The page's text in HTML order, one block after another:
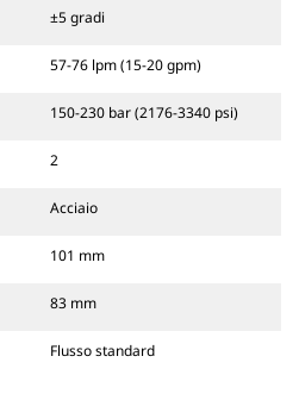
±5 gradi
57-76 lpm (15-20 gpm)
150-230 bar (2176-3340 psi)
2
Acciaio
101 mm
83 mm
Flusso standard